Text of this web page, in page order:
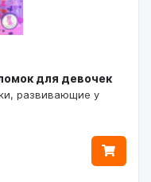
для девочек
развивающие у